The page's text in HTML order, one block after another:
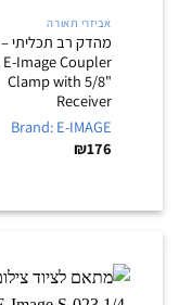
אביזרי תאורה
מהדק רב תכליתי –
E-Image Coupler
Clamp with 5/8"
Receiver
Brand: E-IMAGE
₪176